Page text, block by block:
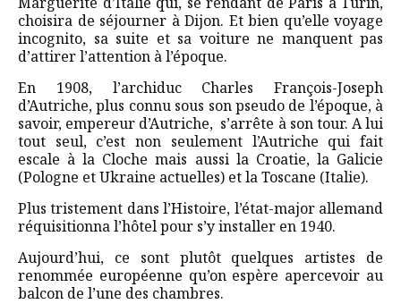
choisira de séjourner à Dijon. Et bien qu’elle voyage
incognito, sa suite et sa voiture ne manquent pas
d’attirer l’attention à l’époque.
En 1908, l’archiduc Charles François-Joseph
d’Autriche, plus connu sous son pseudo de l’époque, à
savoir, empereur d’Autriche, s’arrête à son tour. A lui
tout seul, c’est non seulement l’Autriche qui fait
escale à la Cloche mais aussi la Croatie, la Galicie
(Pologne et Ukraine actuelles) et la Toscane (Italie).
Plus tristement dans l’Histoire, l’état-major allemand
réquisitionna l’hôtel pour s’y installer en 1940.
Aujourd’hui, ce sont plutôt quelques artistes de
renommée européenne qu’on espère apercevoir au
balcon de l’une des chambres.